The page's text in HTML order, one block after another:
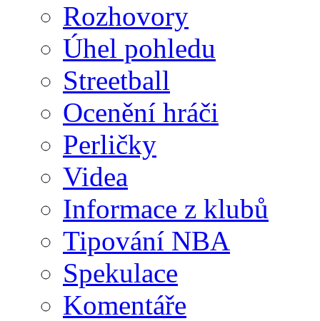
Rozhovory
Úhel pohledu
Streetball
Ocenění hráči
Perličky
Videa
Informace z klubů
Tipování NBA
Spekulace
Komentáře